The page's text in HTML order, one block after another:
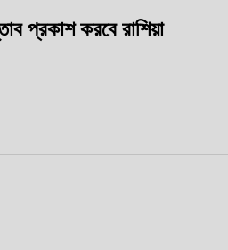
প্রকাশ করবে রাশিয়া